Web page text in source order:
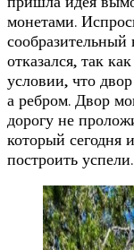
монетами.
сообразительный
отказался, так
условии, что
а ребром. Двор
дорогу не
который сегодня
построить успели.